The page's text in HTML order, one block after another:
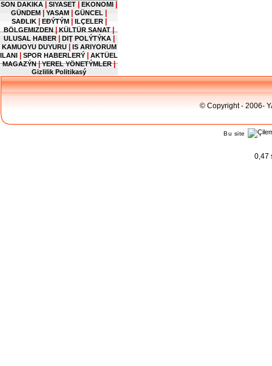
SON DAKIKA SIYASET EKONOMI
GÜNDEM YASAM GÜNCEL
SAĐLIK EĐÝTÝM ILÇELER
BÖLGEMIZDEN | KÜLTÜR SANAT |
ULUSAL HABER DIŢ POLÝTÝKA
KAMUOYU DUYURU
IS ARIYORUM
ILANI
SPOR HABERLERÝ
AKTÜEL
MAGAZÝN | YEREL YÖNETÝMLER |
Gizlilik Politikasý
© Copyright - 2006-
Bu site
0,47